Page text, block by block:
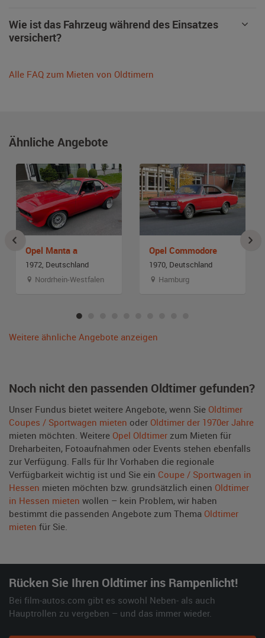
Wie ist das Fahrzeug während des Einsatzes
versichert?
Alle FAQ zum Mieten von Oldtimern
Ähnliche Angebote
Opel Manta a
1972, Deutschland
Nordrhein-Westfalen
Opel Commodore
1970, Deutschland
Hamburg
Weitere ähnliche Angebote anzeigen
Noch nicht den passenden Oldtimer gefunden?
Unser Fundus bietet weitere Angebote, wenn Sie Oldtimer
Coupes / Sportwagen mieten oder Oldtimer der 1970er Jahre
mieten möchten. Weitere Opel Oldtimer zum Mieten für
Dreharbeiten, Fotoaufnahmen oder Events stehen ebenfalls
zur Verfügung. Falls für Ihr Vorhaben die regionale
Verfügbarkeit wichtig ist und Sie ein Coupe / Sportwagen in
Hessen mieten möchten bzw. grundsätzlich einen Oldtimer
in Hessen mieten wollen – kein Problem, wir haben
bestimmt die passenden Angebote zum Thema Oldtimer
mieten für Sie.
Rücken Sie Ihren Oldtimer ins Rampenlicht!
Bei film-autos.com gibt es sowohl Neben- als auch
Hauptrollen zu vergeben – und das immer wieder.